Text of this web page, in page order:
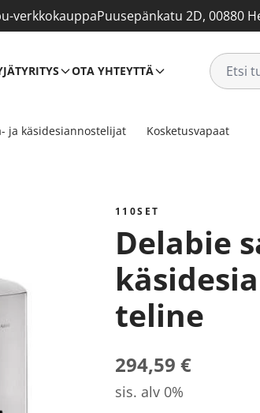
verkkokauppaPuusepänkatu 2D, 00880
YRITYS OTA YHTEYTTÄ
ja käsidesiannostelijat Kosketusvapaat
110SET
Delabie saippua- ja
teline
294,59 €
sis. alv 0%